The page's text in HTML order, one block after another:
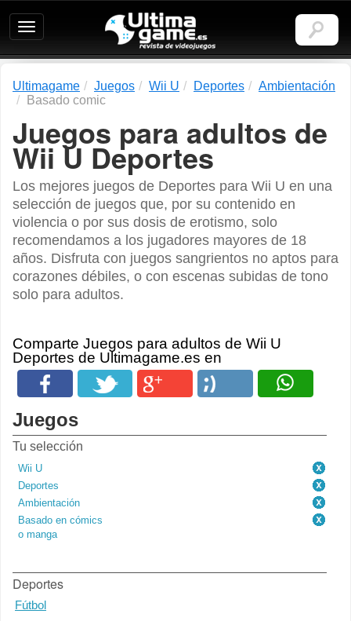
Ultimagame:
Revista
de
Ultimagame Juegos Wii U Deportes
Ambientación
Basado comic
Juegos para adultos de
Wii U Deportes
Los mejores juegos de Deportes para Wii U en una
selección de juegos que, por su contenido en
violencia o por sus dosis de erotismo, solo
recomendamos a los jugadores mayores de 18
años. Disfruta con juegos sangrientos no aptos para
corazones débiles, o con escenas subidas de tono
solo para adultos.
Comparte Juegos para adultos de Wii U
Deportes de Ultimagame.es en
Juegos
Tu selección
Wii U
Deportes
Ambientación
Basado en cómics
o manga
Deportes
Fútbol